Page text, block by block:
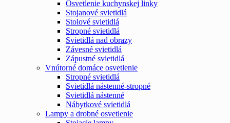
Osvetlenie kuchynskej linky
Stojanové svietidlá
Stolové svietidlá
Stropné svietidlá
Svietidlá nad obrazy
Závesné svietidlá
Zápustné svietidlá
Vnútorné domáce osvetlenie
Stropné svietidlá
Svietidlá nástenné-stropné
Svietidlá nástenné
Nábytkové svietidlá
Lampy a drobné osvetlenie